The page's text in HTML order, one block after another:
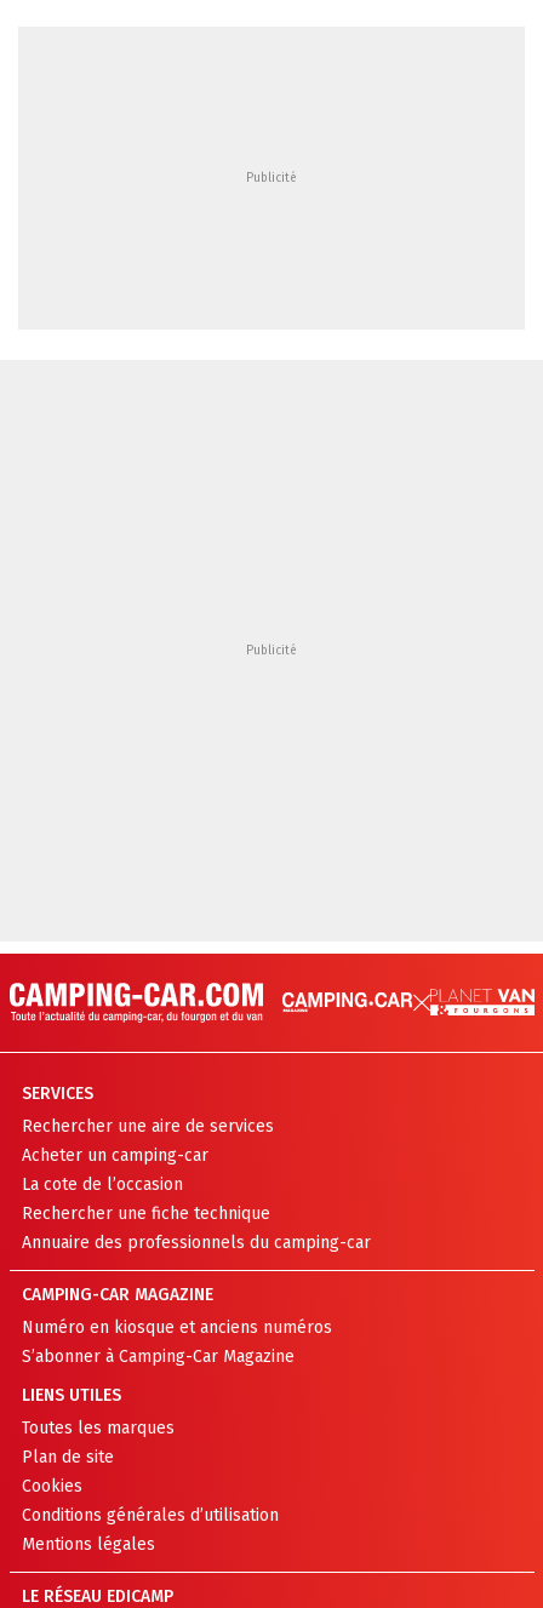
SERVICES
Rechercher une aire de services
Acheter un camping-car
La cote de l’occasion
Rechercher une fiche technique
Annuaire des professionnels du camping-car
CAMPING-CAR MAGAZINE
Numéro en kiosque et anciens numéros
S’abonner à Camping-Car Magazine
LIENS UTILES
Toutes les marques
Plan de site
Cookies
Conditions générales d’utilisation
Mentions légales
LE RÉSEAU EDICAMP